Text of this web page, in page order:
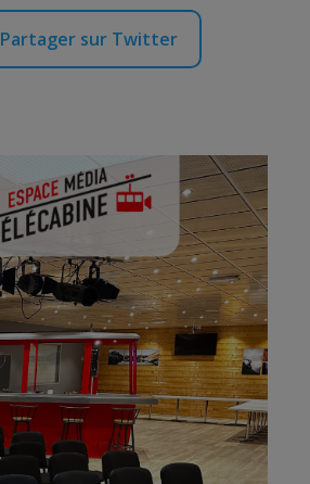
Partager sur Twitter